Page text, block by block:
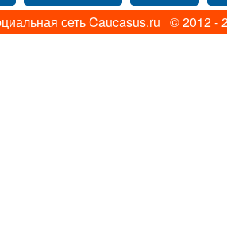
Перевал Ущелье
сеть Caucasus.ru © 2012 -